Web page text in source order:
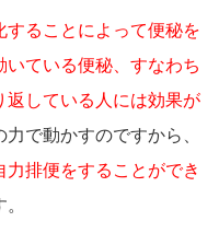
することによって便秘を
いている便秘、すなわち
返している人には効果が
で動かすのですから、
排便をすることができ